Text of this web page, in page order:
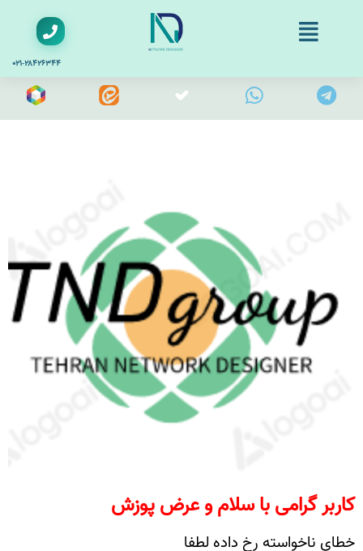
۰۲۱-۲۸۴۲۶۳۴۴
کاربر گرامی با سلام و عرض پوزش
خطای ناخواسته رخ داده لطفا